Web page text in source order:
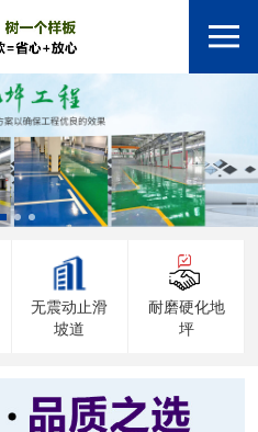
无震动止滑
坡道
耐磨硬化地
坪